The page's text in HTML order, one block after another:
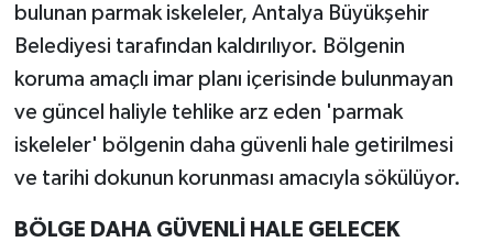
bulunan parmak iskeleler, Antalya Büyükşehir
Belediyesi tarafından kaldırılıyor. Bölgenin
koruma amaçlı imar planı içerisinde bulunmayan
ve güncel haliyle tehlike arz eden 'parmak
iskeleler' bölgenin daha güvenli hale getirilmesi
ve tarihi dokunun korunması amacıyla sökülüyor.
BÖLGE DAHA GÜVENLİ HALE GELECEK
Spor
Teknoloji
Televizyon